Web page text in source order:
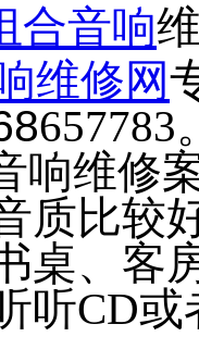
合音响
维修网
657783
响维修
质比较
桌、客
听CD或